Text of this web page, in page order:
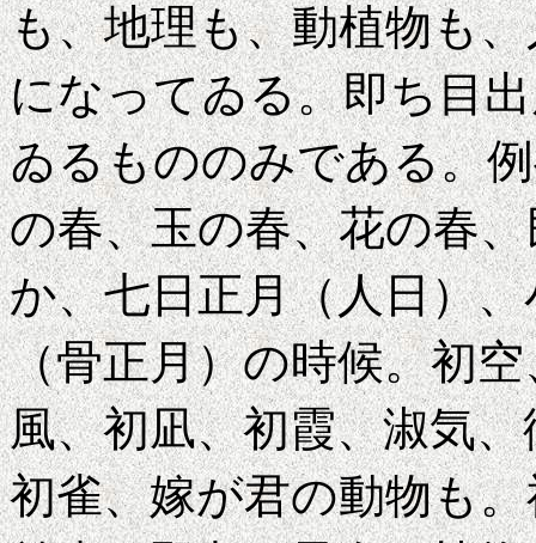
も、地理も、動植物も
になってゐる。即ち目
ゐるもののみである。
の春、玉の春、花の春
か、七日正月（人日）
（骨正月）の時候。初
風、初凪、初霞、淑気
初雀、嫁が君の動物も